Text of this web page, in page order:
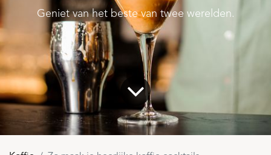
Geniet van het beste van twee werelden.